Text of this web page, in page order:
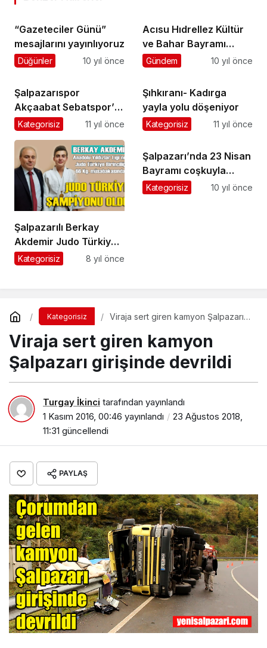
“Gazeteciler Günü”
mesajlarını yayınlıyoruz
Düğünler 10 yıl önce
Acısu Hıdrellez Kültür
ve Bahar Bayramı
coşkuyla yapıldı
Gündem 10 yıl önce
Şalpazarıspor
Akçaabat Sebatspor’u
1-0 mağlup etti
Kategorisiz 11 yıl önce
Şıhkıranı- Kadırga
yayla yolu döşeniyor
Kategorisiz 11 yıl önce
Şalpazarılı Berkay
Akdemir Judo Türkiye
birincisi oldu
Kategorisiz 8 yıl önce
Şalpazarı’nda 23 Nisan
Bayramı coşkuyla
kutlandı
Kategorisiz 10 yıl önce
Kategorisiz
Viraja sert giren kamyon Şalpazarı
Viraja sert giren kamyon
Şalpazarı girişinde devrildi
Turgay İkinci tarafından yayınlandı
1 Kasım 2016, 00:46 yayınlandı
23 Ağustos 2018,
11:31 güncellendi
PAYLAŞ